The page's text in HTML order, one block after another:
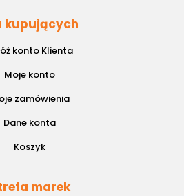
kupujących
konto Klienta
Moje konto
zamówienia
Dane konta
Koszyk
marek